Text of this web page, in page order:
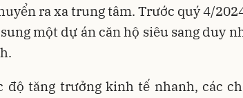
ra xa trung tâm. Trước quý 4/
một dự án căn hộ siêu sang duy
độ tăng trưởng kinh tế nhanh, các